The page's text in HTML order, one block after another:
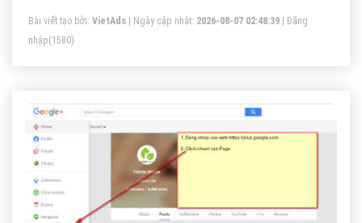
Bài viết tạo bởi: VietAds | Ngày cập nhật: 2026-08-07 02:48:39
Đăng
nhập(1580)